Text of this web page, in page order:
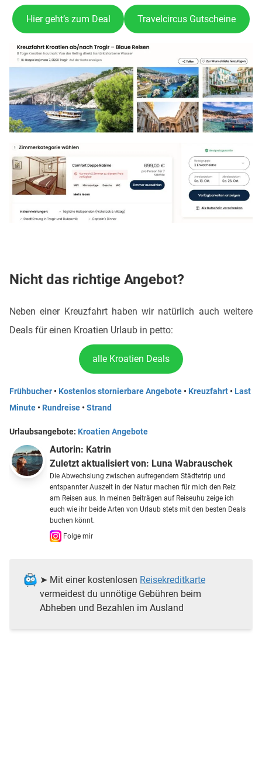
Hier geht’s zum Deal Travelcircus Gutscheine
Nicht das richtige Angebot?
Neben einer Kreuzfahrt haben wir natürlich auch weitere
Deals für einen Kroatien Urlaub in petto:
alle Kroatien Deals
Frühbucher • Kostenlos stornierbare Angebote • Kreuzfahrt • Last
Minute • Rundreise •Strand
Urlaubsangebote: Kroatien Angebote
Autorin: Katrin
Zuletzt aktualisiert von: Luna Wabrauschek
Die Abwechslung zwischen aufregendem Städtetrip und
entspannter Auszeit in der Natur machen für mich den Reiz
am Reisen aus. In meinen Beiträgen auf Reiseuhu zeige ich
euch wie ihr beide Arten von Urlaub stets mit den besten Deals
buchen könnt.
Folge mir
➤ Mit einer kostenlosen Reisekreditkarte
vermeidest du unnötige Gebühren beim
Abheben und Bezahlen im Ausland